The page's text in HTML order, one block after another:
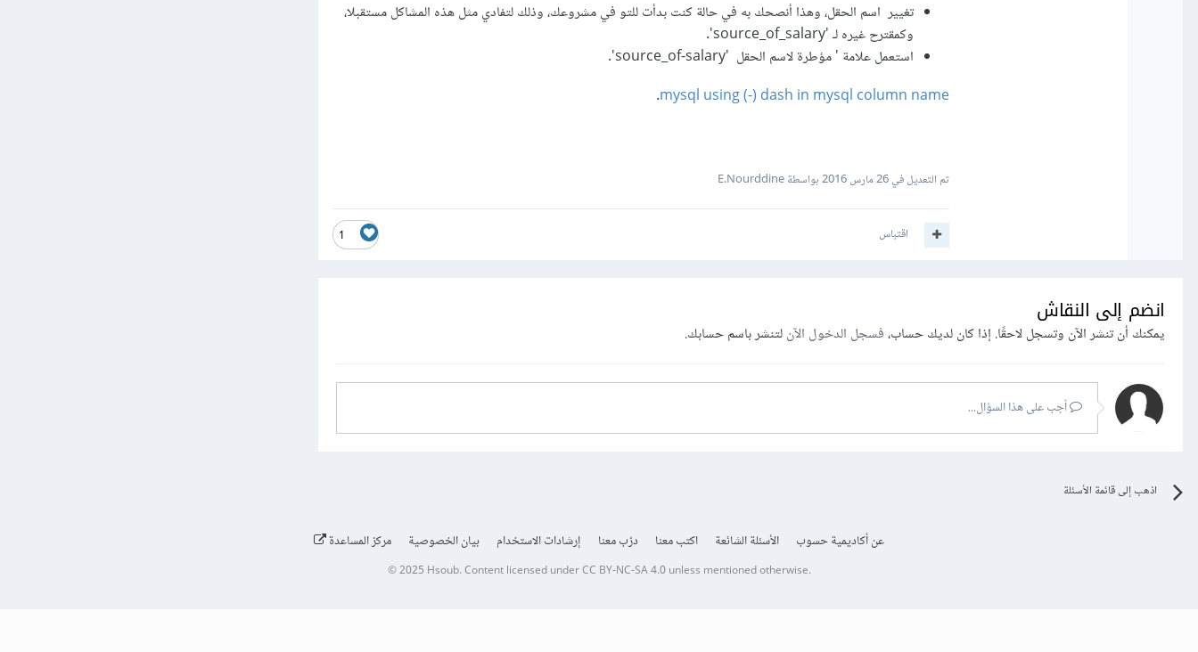
تغيير اسم الحقل، وهذا أنصحك به في حالة كنت بدأت للتو في مشروعك، وذلك لتفادي مثل هذه المشاكل مستقبلا،
وكمقترح غيره لـ 'source_of_salary'.
استعمل علامة ' مؤطرة لاسم الحقل 'source_of-salary'.
mysql using (-) dash in mysql column name
.
تم التعديل في26 مارس 2016 بواسطة E.Nourddine
1 اقتباس
انضم إلى النقاش
يمكنك أن تنشر الآن وتسجل لاحقًا. إذا كان لديك حساب،فسجل الدخول الآنلتنشر باسم حسابك.
أجب على هذا السؤال...
اذهب إلى قائمة الأسئلة
عن أكاديمية حسوب الأسئلة الشائعة اكتب معنا درّب معنا إرشادات الاستخدام بيان الخصوصية مركز المساعدة
© 2025 Hsoub.Content licensed underCC BY-NC-SA 4.0unless mentioned otherwise.